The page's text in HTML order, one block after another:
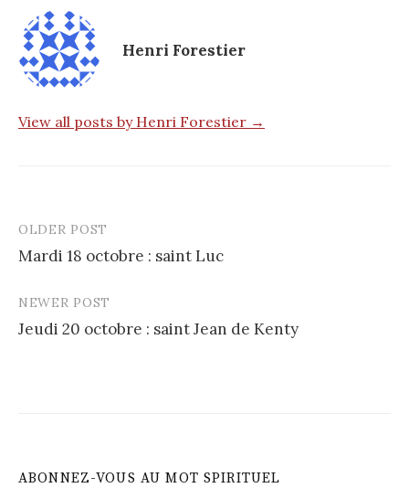
Henri Forestier
View all posts by Henri Forestier →
Post
navigation
OLDER POST
Mardi 18 octobre : saint Luc
NEWER POST
Jeudi 20 octobre : saint Jean de Kenty
ABONNEZ-VOUS AU MOT SPIRITUEL